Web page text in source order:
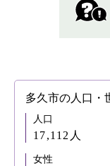
多久市の人口・
人口
17,112人
女性